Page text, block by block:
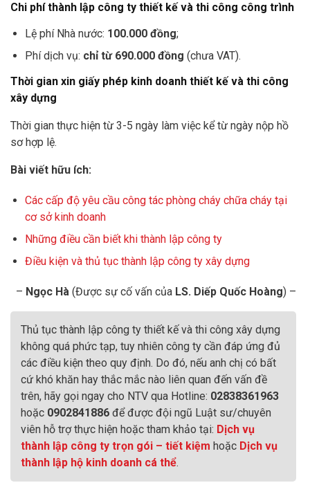
Chi phí thành lập công ty thiết kế và thi công công trình
Lệ phí Nhà nước: 100.000 đồng;
Phí dịch vụ: chỉ từ 690.000 đồng (chưa VAT).
Thời gian xin giấy phép kinh doanh thiết kế và thi công
xây dựng
Thời gian thực hiện từ 3-5 ngày làm việc kể từ ngày nộp hồ
sơ hợp lệ.
Bài viết hữu ích:
Các cấp độ yêu cầu công tác phòng cháy chữa cháy tại
cơ sở kinh doanh
Những điều cần biết khi thành lập công ty
Điều kiện và thủ tục thành lập công ty xây dựng
– Ngọc Hà (Được sự cố vấn của LS. Diếp Quốc Hoàng) –
Thủ tục thành lập công ty thiết kế và thi công xây dựng
không quá phức tạp, tuy nhiên công ty cần đáp ứng đủ
các điều kiện theo quy định. Do đó, nếu anh chị có bất
cứ khó khăn hay thắc mắc nào liên quan đến vấn đề
trên, hãy gọi ngay cho NTV qua Hotline: 02838361963
hoặc 0902841886 để được đội ngũ Luật sư/chuyên
viên hỗ trợ thực hiện hoặc tham khảo tại: Dịch vụ
thành lập công ty trọn gói – tiết kiệm hoặc Dịch vụ
thành lập hộ kinh doanh cá thể.